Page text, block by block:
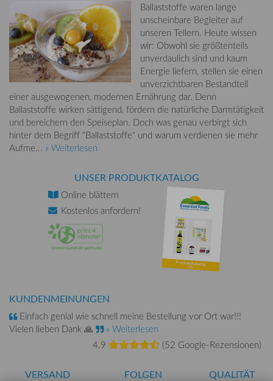
Ballaststoffe waren lange
unscheinbare Begleiter auf
unseren Tellern. Heute wissen
wir: Obwohl sie größtenteils
unverdaulich sind und kaum
Energie liefern, stellen sie einen
unverzichtbaren Bestandteil
einer ausgewogenen, modernen Ernährung dar. Denn
Ballaststoffe wirken sättigend, fördern die natürliche Darmtätigkeit
und bereichern den Speiseplan. Doch was genau verbirgt sich
hinter dem Begriff "Ballaststoffe" und warum verdienen sie mehr
Aufme... » Weiterlesen
UNSER PRODUKTKATALOG
Online blättern
Kostenlos anfordern!
KUNDENMEINUNGEN
Einfach genial wie schnell meine Bestellung vor Ort war!!!
Vielen lieben Dank 🙏
» Weiterlesen
4.9
(52 Google-Rezensionen)
VERSAND FOLGEN QUALITÄT